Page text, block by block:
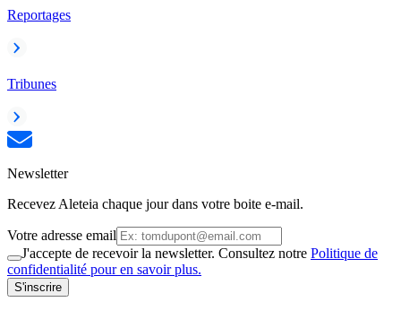
Reportages
Tribunes
Newsletter
Recevez Aleteia chaque jour dans votre boite e-mail.
Votre adresse email
J'accepte de recevoir la newsletter. Consultez notre Politique de
confidentialité pour en savoir plus.
S'inscrire